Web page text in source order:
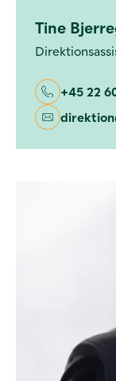
Tine
+45 22